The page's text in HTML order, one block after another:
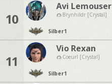
10
Avi Lemouser
Brynhildr [Crystal]
Silber1
11
Vio Rexan
Coeurl [Crystal]
Silber1